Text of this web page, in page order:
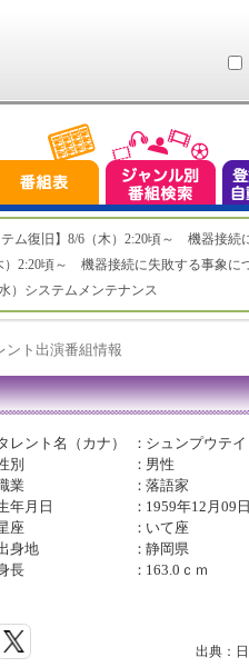
テム復旧】8/6（木）2:20頃～ 機器接続
）2:20頃～ 機器接続に失敗する事象に
）システムメンテナンス
ント出演番組情報
レント名（カナ） ： シュンプウテ
別
： 男性
業
：落語家
年月日
： 1959年12月09
座
： いて座
身地
：静岡県
長
： 163.0ｃｍ
出典：